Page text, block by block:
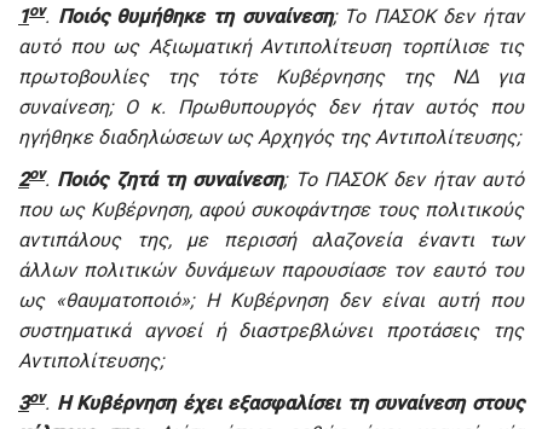
1ον. Ποιός θυμήθηκε τη συναίνεση; Το ΠΑΣΟΚ δεν ήταν
αυτό που ως Αξιωματική Αντιπολίτευση τορπίλισε τις
πρωτοβουλίες της τότε Κυβέρνησης της ΝΔ για
συναίνεση; Ο κ. Πρωθυπουργός δεν ήταν αυτός που
ηγήθηκε διαδηλώσεων ως Αρχηγός της Αντιπολίτευσης;
2ον. Ποιός ζητά τη συναίνεση; Το ΠΑΣΟΚ δεν ήταν αυτό
που ως Κυβέρνηση, αφού συκοφάντησε τους πολιτικούς
αντιπάλους της, με περισσή αλαζονεία έναντι των
άλλων πολιτικών δυνάμεων παρουσίασε τον εαυτό του
ως «θαυματοποιό»; Η Κυβέρνηση δεν είναι αυτή που
συστηματικά αγνοεί ή διαστρεβλώνει προτάσεις της
Αντιπολίτευσης;
3ον. Η Κυβέρνηση έχει εξασφαλίσει τη συναίνεση στους